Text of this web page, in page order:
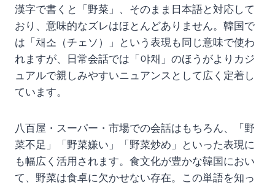
漢字で書くと「野菜」、そのまま日本語と対応して
おり、意味的なズレはほとんどありません。韓国で
は「채소（チェソ）」という表現も同じ意味で使わ
れますが、日常会話では「야채」のほうがよりカジ
ュアルで親しみやすいニュアンスとして広く定着し
ています。
八百屋・スーパー・市場での会話はもちろん、「野
菜不足」「野菜嫌い」「野菜炒め」といった表現に
も幅広く活用されます。食文化が豊かな韓国におい
て、野菜は食卓に欠かせない存在。この単語を知っ